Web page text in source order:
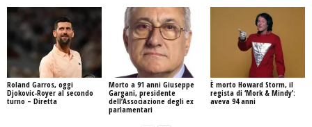
Roland Garros, oggi
Djokovic-Royer al secondo
turno – Diretta
Morto a 91 anni Giuseppe
Gargani, presidente
dell’Associazione degli ex
parlamentari
È morto Howard Storm, il
regista di ‘Mork & Mindy’:
aveva 94 anni